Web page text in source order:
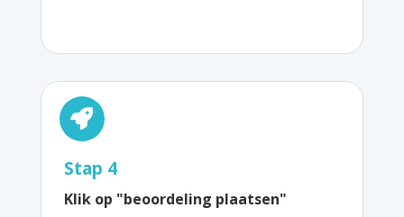
Stap 4
Klik op "beoordeling plaatsen"